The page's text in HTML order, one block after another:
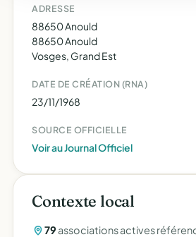
ADRESSE
88650 Anould
88650 Anould
Vosges, Grand Est
DATE DE CRÉATION (RNA)
23/11/1968
SOURCE OFFICIELLE
Voir au Journal Officiel
Contexte local
79 associations actives